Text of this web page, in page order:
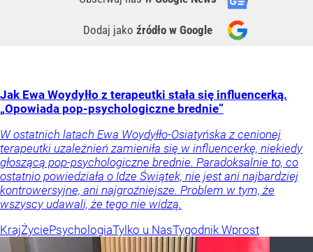
Dodaj jako źródło w Google
Jak Ewa Woydyłło z terapeutki stała się influencerką.
„Opowiada pop-psychologiczne brednie”
W ostatnich latach Ewa Woydyłło-Osiatyńska z cenionej
terapeutki uzależnień zamieniła się w influencerkę, niekiedy
głoszącą pop-psychologiczne brednie. Paradoksalnie to, co
ostatnio powiedziała o Idze Świątek, nie jest ani najbardziej
kontrowersyjne, ani najgroźniejsze. Problem w tym, że
wszyscy udawali, że tego nie widzą.
KrajŻyciePsychologiaTylko u NasTygodnik Wprost